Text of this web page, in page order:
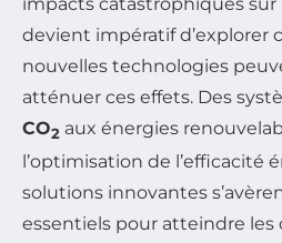
devient impératif d’explorer
nouvelles technologies
atténuer ces effets. Des
CO2 aux énergies
l’optimisation de l’efficacité
solutions innovantes
essentiels pour atteindre les